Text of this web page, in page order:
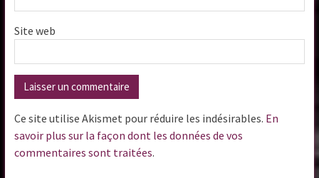
Site web
Ce site utilise Akismet pour réduire les indésirables. En
savoir plus sur la façon dont les données de vos
commentaires sont traitées.